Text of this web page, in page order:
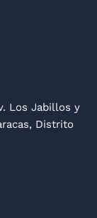
Los Jabillos y
Distrito